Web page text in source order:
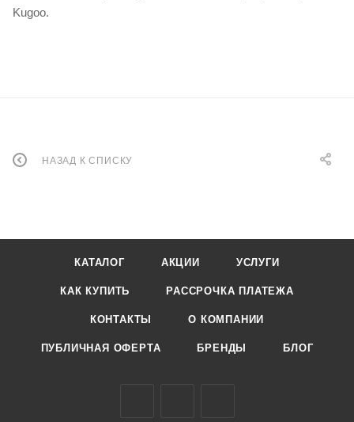
Kugoo.
НАЗАД К СПИСКУ
КАТАЛОГ АКЦИИ УСЛУГИ
КАК КУПИТЬ РАССРОЧКА ПЛАТЕЖА
КОНТАКТЫ О КОМПАНИИ
ПУБЛИЧНАЯ ОФЕРТА БРЕНДЫ БЛОГ